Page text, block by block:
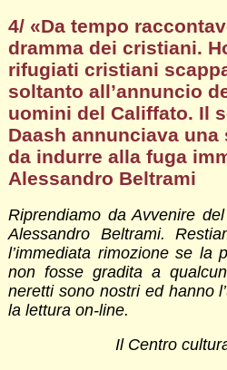
4/ «Da tempo
dramma dei cristiani.
rifugiati cristiani
soltanto all’annuncio
uomini del Califfato. Il
Daash annunciava
da indurre alla fuga
Alessandro Beltrami
Riprendiamo da Avvenire
Alessandro Beltrami.
l’immediata rimozione se la
non fosse gradita a
neretti sono nostri ed hanno
la lettura on-line.
Il Centro